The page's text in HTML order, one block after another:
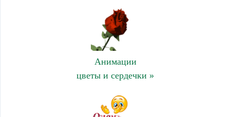
Анимации
цветы и сердечки »